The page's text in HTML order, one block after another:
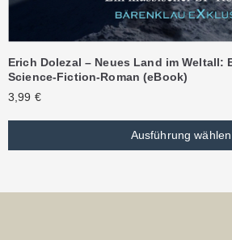
Erich Dolezal – Neues Land im Weltall:
Science-Fiction-Roman (eBook)
3,99 €
Ausführung wählen